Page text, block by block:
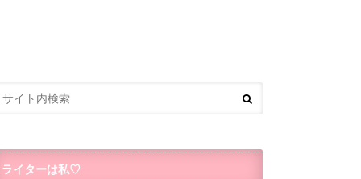
ライターは私♡